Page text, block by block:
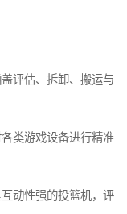
评估、拆卸、搬运与
类游戏设备进行精准
动性强的投篮机，评